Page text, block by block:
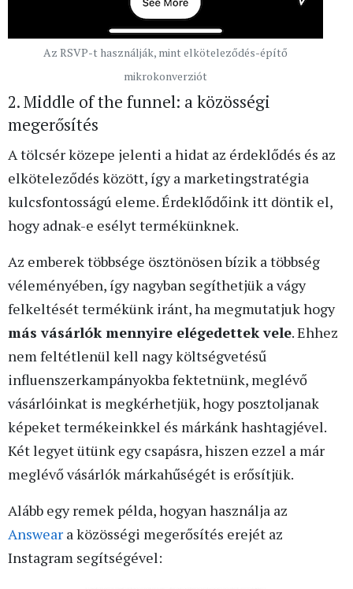
Az RSVP-t használják, mint elköteleződés-építő
mikrokonverziót
2. Middle of the funnel: a közösségi
megerősítés
A tölcsér közepe jelenti a hidat az érdeklődés és az
elköteleződés között, így a marketingstratégia
kulcsfontosságú eleme. Érdeklődőink itt döntik el,
hogy adnak-e esélyt termékünknek.
Az emberek többsége ösztönösen bízik a többség
véleményében, így nagyban segíthetjük a vágy
felkeltését termékünk iránt, ha megmutatjuk hogy
más vásárlók mennyire elégedettek vele. Ehhez
nem feltétlenül kell nagy költségvetésű
influenszerkampányokba fektetnünk, meglévő
vásárlóinkat is megkérhetjük, hogy posztoljanak
képeket termékeinkkel és márkánk hashtagjével.
Két legyet ütünk egy csapásra, hiszen ezzel a már
meglévő vásárlók márkahűségét is erősítjük.
Alább egy remek példa, hogyan használja az
Answear a közösségi megerősítés erejét az
Instagram segítségével: